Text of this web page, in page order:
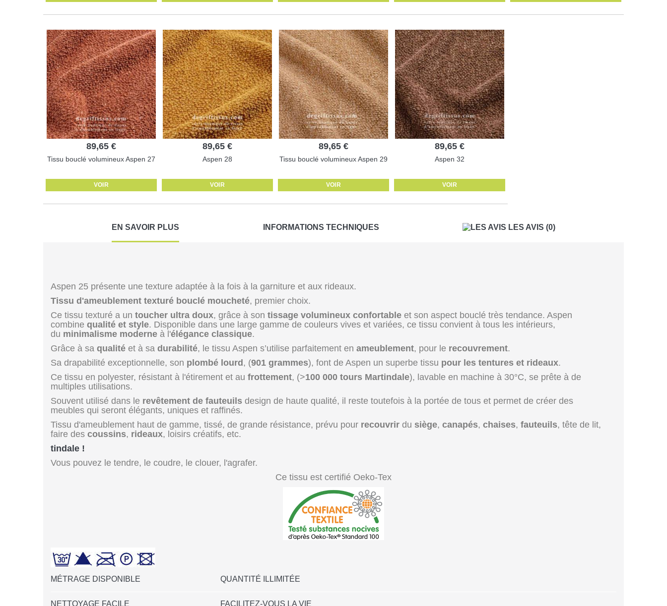
89,65 €
Tissu bouclé volumineux Aspen 27
VOIR
89,65 €
Aspen 28
VOIR
89,65 €
Tissu bouclé volumineux Aspen 29
VOIR
89,65 €
Aspen 32
VOIR
EN SAVOIR PLUS INFORMATIONS TECHNIQUES LES AVIS (0)
Aspen 25 présente une texture adaptée à la fois à la garniture et aux rideaux.
Tissu d'ameublement texturé bouclé moucheté, premier choix.
Ce tissu texturé a un toucher ultra doux, grâce à son tissage volumineux confortable et son aspect bouclé très tendance. Aspen
combine qualité et style. Disponible dans une large gamme de couleurs vives et variées, ce tissu convient à tous les intérieurs,
du minimalisme moderne à l'élégance classique.
Grâce à sa qualité et à sa durabilité, le tissu Aspen s’utilise parfaitement en ameublement, pour le recouvrement.
Sa drapabilité exceptionnelle, son plombé lourd , (901 grammes), font de Aspen un superbe tissu pour les tentures et rideaux.
Ce tissu en polyester, résistant à l'étirement et au frottement, (>100 000 tours Martindale), lavable en machine à 30°C, se prête à de
multiples utilisations.
Souvent utilisé dans le revêtement de fauteuils design de haute qualité, il reste toutefois à la portée de tous et permet de créer des
meubles qui seront élégants, uniques et raffinés.
Tissu d'ameublement haut de gamme, tissé, de grande résistance, prévu pour recouvrir du siège, canapés, chaises, fauteuils, tête de lit,
faire des coussins, rideaux, loisirs créatifs, etc.
tindale !
Vous pouvez le tendre, le coudre, le clouer, l'agrafer.
Ce tissu est certifié Oeko-Tex
MÉTRAGE DISPONIBLE QUANTITÉ ILLIMITÉE
NETTOYAGE FACILE FACILITEZ-VOUS LA VIE